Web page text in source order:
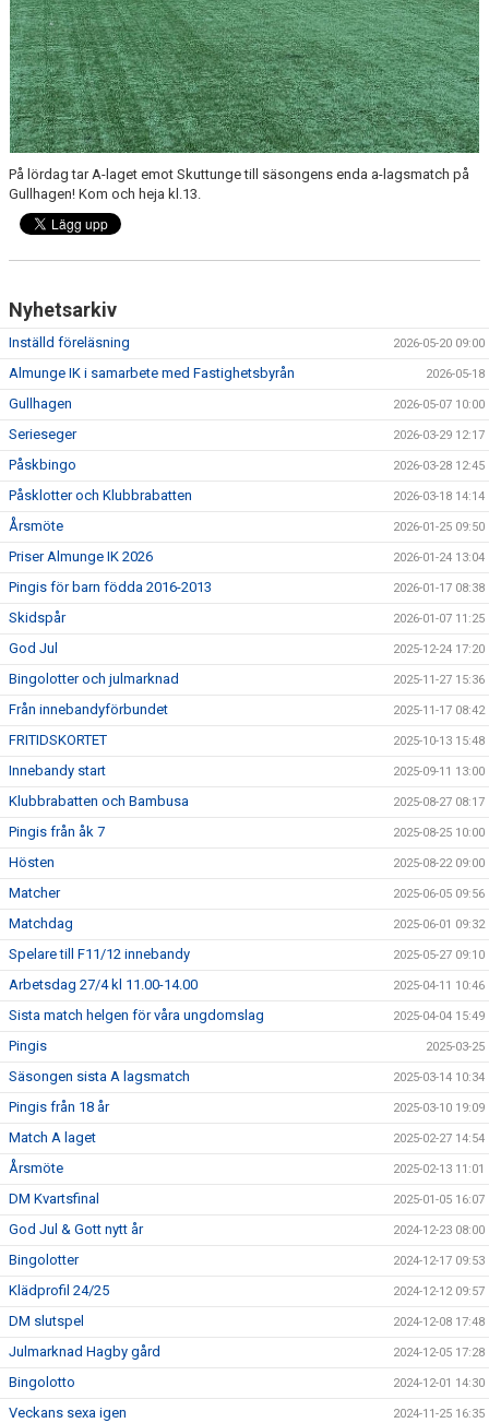
På lördag tar A-laget emot Skuttunge till säsongens enda a-lagsmatch på
Gullhagen! Kom och heja kl.13.
Nyhetsarkiv
Inställd föreläsning 2026-05-20 09:00
Almunge IK i samarbete med Fastighetsbyrån 2026-05-18
Gullhagen 2026-05-07 10:00
Serieseger 2026-03-29 12:17
Påskbingo 2026-03-28 12:45
Påsklotter och Klubbrabatten 2026-03-18 14:14
Årsmöte 2026-01-25 09:50
Priser Almunge IK 2026 2026-01-24 13:04
Pingis för barn födda 2016-2013 2026-01-17 08:38
Skidspår 2026-01-07 11:25
God Jul 2025-12-24 17:20
Bingolotter och julmarknad 2025-11-27 15:36
Från innebandyförbundet 2025-11-17 08:42
FRITIDSKORTET 2025-10-13 15:48
Innebandy start 2025-09-11 13:00
Klubbrabatten och Bambusa 2025-08-27 08:17
Pingis från åk 7 2025-08-25 10:00
Hösten 2025-08-22 09:00
Matcher 2025-06-05 09:56
Matchdag 2025-06-01 09:32
Spelare till F11/12 innebandy 2025-05-27 09:10
Arbetsdag 27/4 kl 11.00-14.00 2025-04-11 10:46
Sista match helgen för våra ungdomslag 2025-04-04 15:49
Pingis 2025-03-25
Säsongen sista A lagsmatch 2025-03-14 10:34
Pingis från 18 år 2025-03-10 19:09
Match A laget 2025-02-27 14:54
Årsmöte 2025-02-13 11:01
DM Kvartsfinal 2025-01-05 16:07
God Jul & Gott nytt år 2024-12-23 08:00
Bingolotter 2024-12-17 09:53
Klädprofil 24/25 2024-12-12 09:57
DM slutspel 2024-12-08 17:48
Julmarknad Hagby gård 2024-12-05 17:28
Bingolotto 2024-12-01 14:30
Veckans sexa igen 2024-11-25 16:35